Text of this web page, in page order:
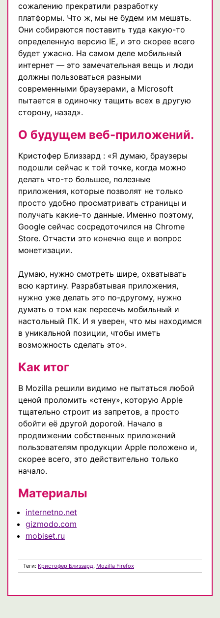
сожалению прекратили разработку
платформы. Что ж, мы не будем им мешать.
Они собираются поставить туда какую-то
определенную версию IE, и это скорее всего
будет ужасно. На самом деле мобильный
интернет — это замечательная вещь и люди
должны пользоваться разными
современными браузерами, а Microsoft
пытается в одиночку тащить всех в другую
сторону, назад».
О будущем веб-приложений.
Кристофер Близзард : «Я думаю, браузеры
подошли сейчас к той точке, когда можно
делать что-то большее, полезные
приложения, которые позволят не только
просто удобно просматривать страницы и
получать какие-то данные. Именно поэтому,
Google сейчас сосредоточился на Chrome
Store. Отчасти это конечно еще и вопрос
монетизации.
Думаю, нужно смотреть шире, охватывать
всю картину. Разрабатывая приложения,
нужно уже делать это по-другому, нужно
думать о том как пересечь мобильный и
настольный ПК. И я уверен, что мы находимся
в уникальной позиции, чтобы иметь
возможность сделать это».
Как итог
В Mozilla решили видимо не пытаться любой
ценой проломить «стену», которую Apple
тщательно строит из запретов, а просто
обойти её другой дорогой. Начало в
продвижении собственных приложений
пользователям продукции Apple положено и,
скорее всего, это действительно только
начало.
Материалы
internetno.net
gizmodo.com
mobiset.ru
Теги: Кристофер Близзард, Mozilla Firefox